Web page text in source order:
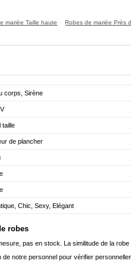
mariée Taille haute Robes de mariée Près
corps, Sirène
taille
de plancher
Chic, Sexy, Elégant
robes
pas en stock. La similitude de la robe
notre personnel pour vérifier